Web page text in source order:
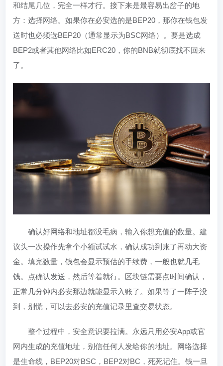
和结尾几位，完全一样才行。接下来是最容易出岔子的地
方：选择网络。如果你在必安选的是BEP20，那你在钱包发
送时也必须选BEP20（通常显示为BSC网络）。要是选成
BEP2或者其他网络比如ERC20，你的BNB就彻底找不回来
了。
确认好网络和地址都没毛病，输入你想充值的数量。建
议头一次操作先拿个小额试试水，确认成功到账了再动大资
金。填完数量，钱包会显示预估的手续费，一般也就几毛
钱。点确认发送，然后等着就行。区块链需要点时间确认，
正常几分钟内必安那边就能显示入账了。如果等了一阵子没
到，别慌，可以去必安的充值记录里查交易状态。
整个过程中，安全意识要拉满。永远只用必安App或官
网内生成的充值地址，别信任何人发给你的地址。网络选择
是生命线，BEP20对BSC，BEP2对BC，死死记住。钱一旦